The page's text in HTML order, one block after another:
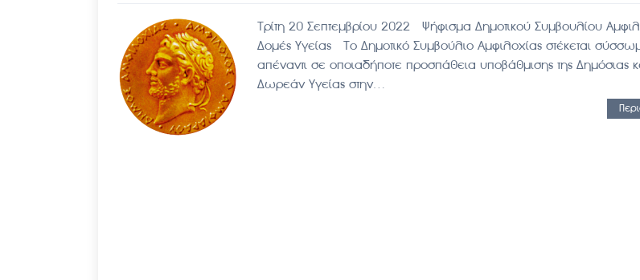
Τρίτη 20 Σεπτεμβρίου 2022 Ψήφισμα Δημοτικού Συμβουλίου
Δομές Υγείας Το Δημοτικό Συμβούλιο Αμφιλοχίας στέκεται
απέναντι σε οποιαδήποτε προσπάθεια υποβάθμισης της Δημόσιας
Δωρεάν Υγείας στην…